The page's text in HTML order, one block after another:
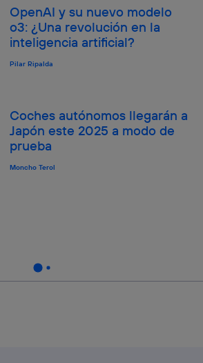
OpenAI y su nuevo modelo
o3: ¿Una revolución en la
inteligencia artificial?
Pilar Ripalda
Coches autónomos llegarán a
Japón este 2025 a modo de
prueba
Moncho Terol